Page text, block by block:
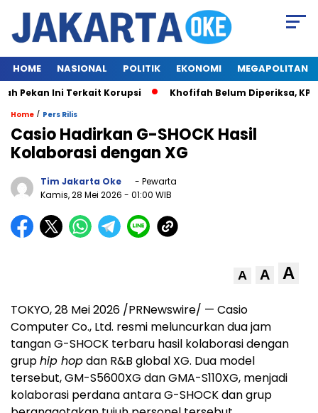
HOME NASIONAL POLITIK EKONOMI MEGAPOLITAN
Ini Terkait Korupsi Khofifah Belum Diperiksa, KPK
Home / Pers Rilis
Casio Hadirkan G-SHOCK Hasil
Kolaborasi dengan XG
Tim Jakarta Oke
- Pewarta
Kamis, 28 Mei 2026 - 01:00 WIB
A A A
TOKYO, 28 Mei 2026 /PRNewswire/ — Casio
Computer Co., Ltd. resmi meluncurkan dua jam
tangan G-SHOCK terbaru hasil kolaborasi dengan
gruphip hopdan R&B global XG. Dua model
tersebut, GM-S5600XG dan GMA-S110XG, menjadi
kolaborasi perdana antara G-SHOCK dan grup